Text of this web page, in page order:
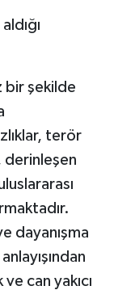
bir şekilde
terör
derinleşen
dayanışma
can yakıcı